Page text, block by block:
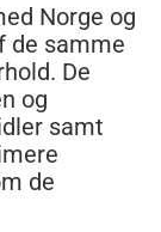
Norge og
de samme
De
og
samt
de